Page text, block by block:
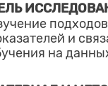
и
на